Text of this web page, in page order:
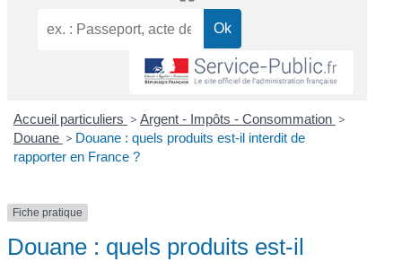
Accueil particuliers > Argent - Impôts - Consommation >
Douane > Douane : quels produits est-il interdit de
rapporter en France ?
Fiche pratique
Douane : quels produits est-il